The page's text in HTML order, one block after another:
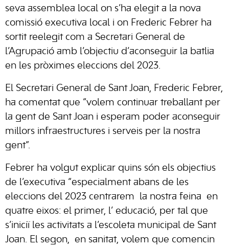
seva assemblea local on s’ha elegit a la nova
comissió executiva local i on Frederic Febrer ha
sortit reelegit com a Secretari General de
l’Agrupació amb l’objectiu d’aconseguir la batlia
en les pròximes eleccions del 2023.
El Secretari General de Sant Joan, Frederic Febrer,
ha comentat que “volem continuar treballant per
la gent de Sant Joan i esperam poder aconseguir
millors infraestructures i serveis per la nostra
gent”.
Febrer ha volgut explicar quins són els objectius
de l’executiva “especialment abans de les
eleccions del 2023 centrarem la nostra feina en
quatre eixos: el primer, l’ educació, per tal que
s’iniciï les activitats a l’escoleta municipal de Sant
Joan. El segon, en sanitat, volem que comencin